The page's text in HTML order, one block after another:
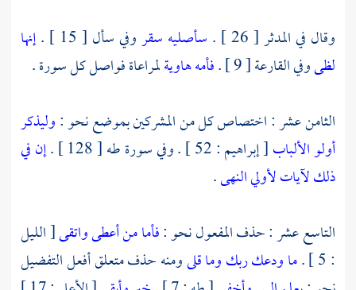
وقال في المدثر [ 26 ] .
سأصليه سقروفي سأل [ 15 ] .
إنها
لظىوفي القارعة [ 9 ] . فأمه هاويةلمراعاة فواصل كل سورة .
الثامن عشر : اختصاص كل من المشركين بموضع نحو :وليذكر
أولو الألباب[ إبراهيم : 52 ] . وفي سورة طه [ 128 ] .
إن في
ذلك لآيات لأولي النهى.
التاسع عشر : حذف المفعول نحو :فأما من أعطى واتقى[ الليل
: 5 ] .
ما ودعك ربك وما قلىومنه حذف متعلق أفعل التفضيل